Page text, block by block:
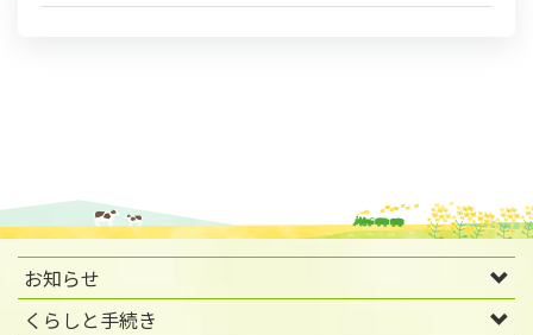
お知らせ
くらしと手続き